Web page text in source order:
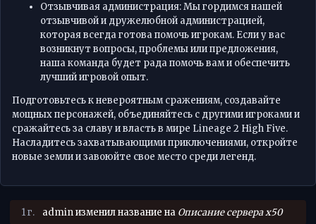
Отзывчивая администрация: Мы гордимся нашей
отзывчивой и дружелюбной администрацией,
которая всегда готова помочь игрокам. Если у вас
возникнут вопросы, проблемы или предложения,
наша команда будет рада помочь вам и обеспечить
лучший игровой опыт.
Подготовьтесь к невероятным сражениям, создавайте
мощных персонажей, объединяйтесь с другими игроками и
сражайтесь за славу и власть в мире Lineage 2 High Five.
Насладитесь захватывающими приключениями, откройте
новые земли и завоюйте свое место среди легенд.
1 г. adminизменил название на Описание сервера х50